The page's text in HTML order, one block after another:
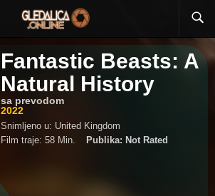
Fantastic Beasts: A
Natural History
sa prevodom
2022
Snimljeno u: United Kingdom
Film traje: 58 Min.
Publika: Not Rated